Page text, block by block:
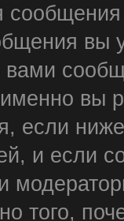
вами
именно вы
если
и если
того,